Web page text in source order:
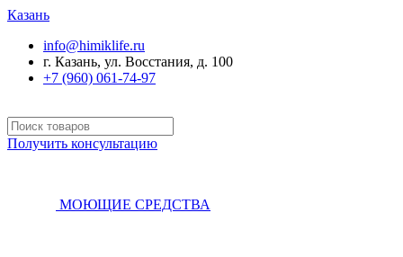
Казань
info@himiklife.ru
г. Казань, ул. Восстания, д. 100
+7 (960) 061-74-97
Получить консультацию
МОЮЩИЕ СРЕДСТВА